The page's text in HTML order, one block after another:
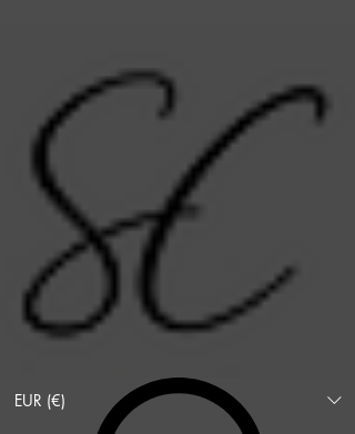
EUR (€)